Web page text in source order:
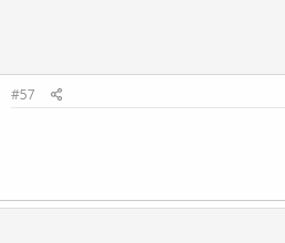
#57